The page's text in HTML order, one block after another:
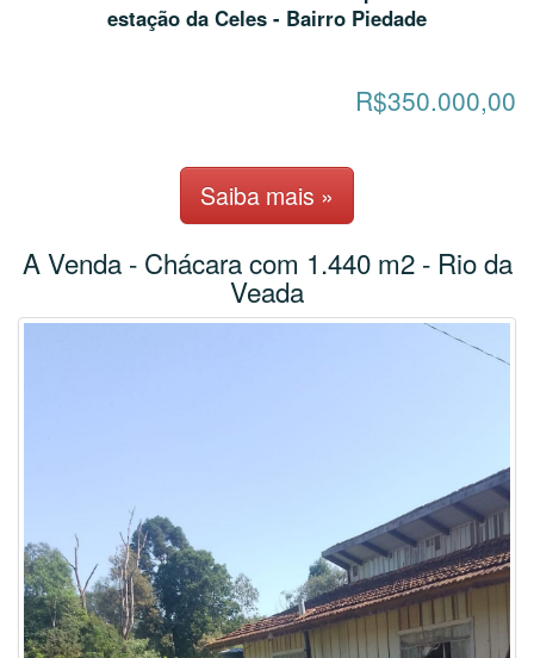
estação da Celes - Bairro Piedade
R$350.000,00
Saiba mais »
A Venda - Chácara com 1.440 m2 - Rio da
Veada